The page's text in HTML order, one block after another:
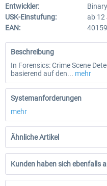
Entwickler:
USK-Einstufung:
ab 12
EAN:
Beschreibung
In Forensics: Crime Scene
basierend auf den... mehr
Systemanforderungen
mehr
Ähnliche Artikel
Kunden haben sich ebenfalls